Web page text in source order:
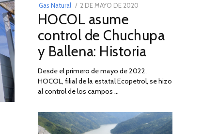
Gas Natural
POSTED
ON
2 DE MAYO DE 2020
DE
2026
HOCOL asume
control de Chuchupa
y Ballena: Historia
Desde el primero de mayo de 2022,
HOCOL, filial de la estatal Ecopetrol, se hizo
al control de los campos …